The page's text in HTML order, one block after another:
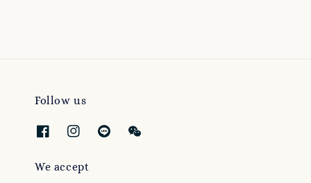
Follow us
We accept